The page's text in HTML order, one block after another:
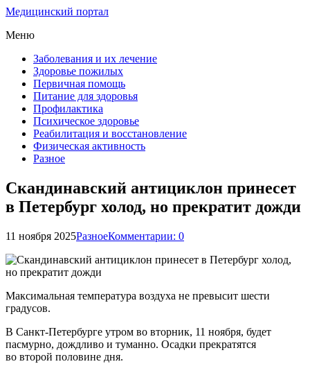
Медицинский портал
Меню
Заболевания и их лечение
Здоровье пожилых
Первичная помощь
Питание для здоровья
Профилактика
Психическое здоровье
Реабилитация и восстановление
Физическая активность
Разное
Скандинавский антициклон принесет
в Петербург холод, но прекратит дожди
11 ноября 2025РазноеКомментарии: 0
Максимальная температура воздуха не превысит шести
градусов.
В Санкт-Петербурге утром во вторник, 11 ноября, будет
пасмурно, дождливо и туманно. Осадки прекратятся
во второй половине дня.